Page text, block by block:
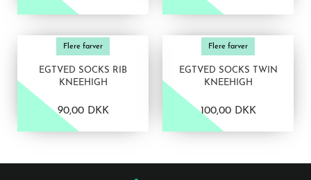
Flere farver
EGTVED SOCKS RIB
KNEEHIGH
90,00 DKK
Flere farver
EGTVED SOCKS TWIN
KNEEHIGH
100,00 DKK